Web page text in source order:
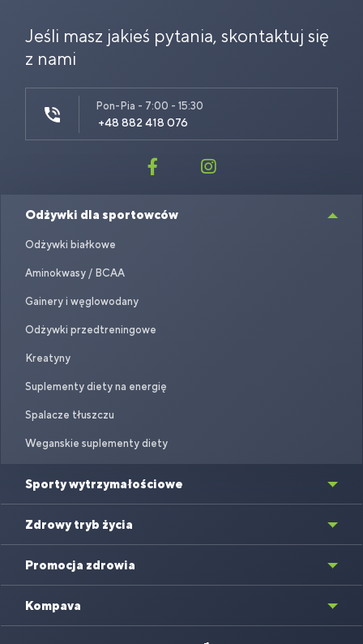
Jeśli masz jakieś pytania, skontaktuj się
z nami
Pon-Pia - 7:00 - 15:30
+48 882 418 076
Odżywki dla sportowców
Odżywki białkowe
Aminokwasy / BCAA
Gainery i węglowodany
Odżywki przedtreningowe
Kreatyny
Suplementy diety na energię
Spalacze tłuszczu
Weganskie suplementy diety
Sporty wytrzymałościowe
Zdrowy tryb życia
Promocja zdrowia
Kompava